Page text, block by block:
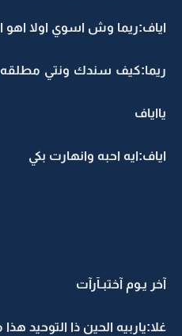
اياف:ريما وش اسوي اولا
ريما:كيف سندك ونتي مطلقه
يااياف
اياف:ايه احبه وانهارت بكي
آخر يـوم آختبـآرآت
غلا:ياربيه الحين ذا التوحيد